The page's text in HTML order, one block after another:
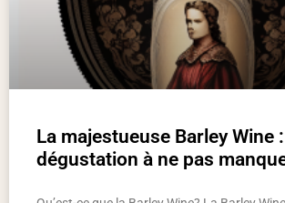
La majestueuse Barley Wine
dégustation à ne pas